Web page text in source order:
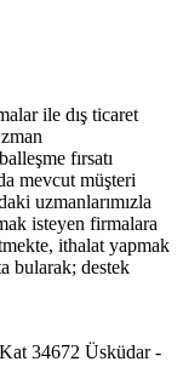
ile dış ticaret
fırsatı
mevcut müşteri
uzmanlarımızla
isteyen firmalara
ithalat yapmak
bularak; destek
34672 Üsküdar -